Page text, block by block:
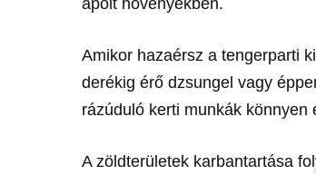
Amikor hazaérsz a tengerparti
derékig érő dzsungel vagy
rázúduló kerti munkák
A zöldterületek karbantartása